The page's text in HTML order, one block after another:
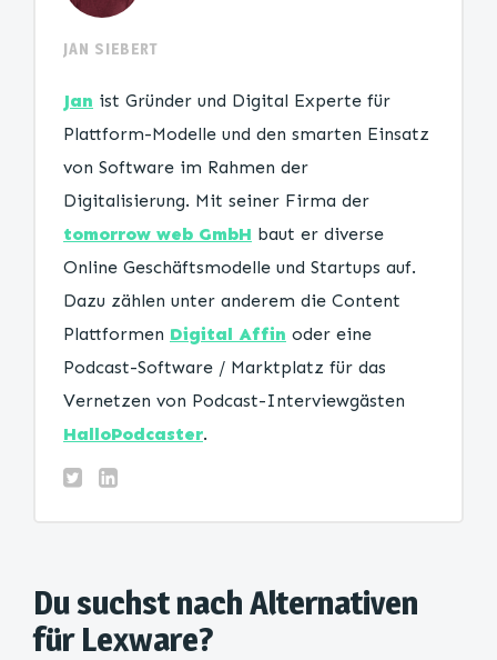
JAN SIEBERT
Jan ist Gründer und Digital Experte für
Plattform-Modelle und den smarten Einsatz
von Software im Rahmen der
Digitalisierung. Mit seiner Firma der
tomorrow web GmbH baut er diverse
Online Geschäftsmodelle und Startups auf.
Dazu zählen unter anderem die Content
Plattformen Digital Affin oder eine
Podcast-Software / Marktplatz für das
Vernetzen von Podcast-Interviewgästen
HalloPodcaster.
Du suchst nach Alternativen
für Lexware?